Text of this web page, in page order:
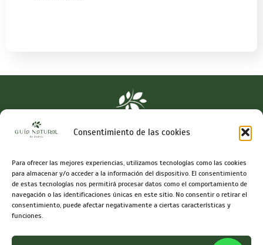
Consentimiento de las cookies
Para ofrecer las mejores experiencias, utilizamos tecnologías como las cookies
para almacenar y/o acceder a la información del dispositivo. El consentimiento
de estas tecnologías nos permitirá procesar datos como el comportamiento de
navegación o las identificaciones únicas en este sitio. No consentir o retirar el
consentimiento, puede afectar negativamente a ciertas características y
funciones.
Síguenos en